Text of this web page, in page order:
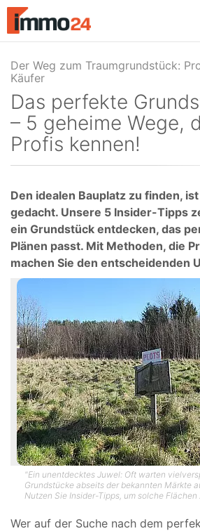
Accessibility
Modus
Navigation
zum
Inhalt
Das perfekte
– 5 geheime Wege,
Profis kennen!
Den idealen Bauplatz zu finden,
gedacht. Unsere 5 Insider-Tipps
ein Grundstück entdecken, das
Plänen passt. Mit Methoden, die
machen Sie den entscheidenden
"Ein unentdecktes Juwel: Oft warten
Grundstücke abseits der bekannten Märkte
Nutzen Sie Insider-Tipps, um solche Flächen
Wer auf der Suche nach dem